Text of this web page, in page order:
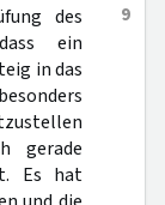
9
des
ein
in das
gerade
Es hat